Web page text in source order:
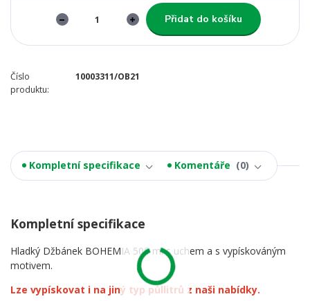
Přidat do košíku
Číslo
produktu:
10003311/OB21
Kompletní specifikace Komentáře 0
Kompletní specifikace
Hladký Džbánek BOHEMIA 500 ml s uchem a s vypískováným
motivem.
Lze vypískovat i na jiný typ půllitrů z naši nabídky.